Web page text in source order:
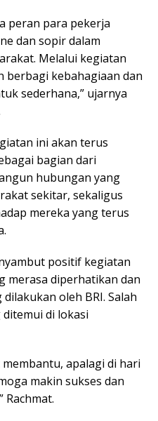
peran para pekerja
dan sopir dalam
Melalui kegiatan
berbagi kebahagiaan dan
sederhana,” ujarnya
ini akan terus
bagian dari
hubungan yang
sekitar, sekaligus
mereka yang terus
positif kegiatan
merasa diperhatikan dan
oleh BRI. Salah
di lokasi
apalagi di hari
makin sukses dan
Rachmat.